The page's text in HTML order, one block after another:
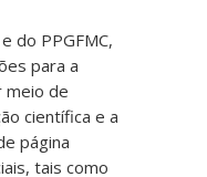
do PPGFMC,
para a
meio de
científica e a
página
tais como